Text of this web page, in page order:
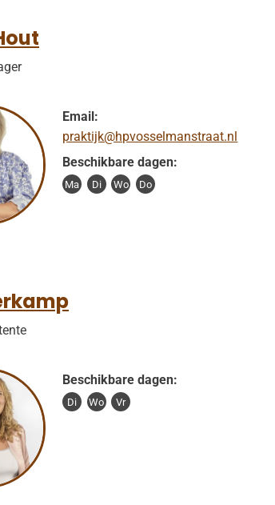
Email:
praktijk@hpvosselmanstraat.nl
Beschikbare dagen:
Ma Di Wo Do
Beschikbare dagen:
Di Wo Vr